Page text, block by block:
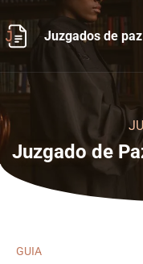
al
contenido
Juzgados de paz
Juzgado de
GUIA